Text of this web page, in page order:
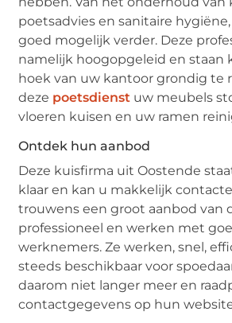
poetsadvies en sanitaire
goed mogelijk verder. Deze
namelijk hoogopgeleid en staan
hoek van uw kantoor grondig te
deze poetsdienst uw meubels
vloeren kuisen en uw ramen
Ontdek hun aanbod
Deze kuisfirma uit Oostende
klaar en kan u makkelijk
trouwens een groot aanbod van
professioneel en werken met
werknemers. Ze werken, snel,
steeds beschikbaar voor
daarom niet langer meer en
contactgegevens op hun